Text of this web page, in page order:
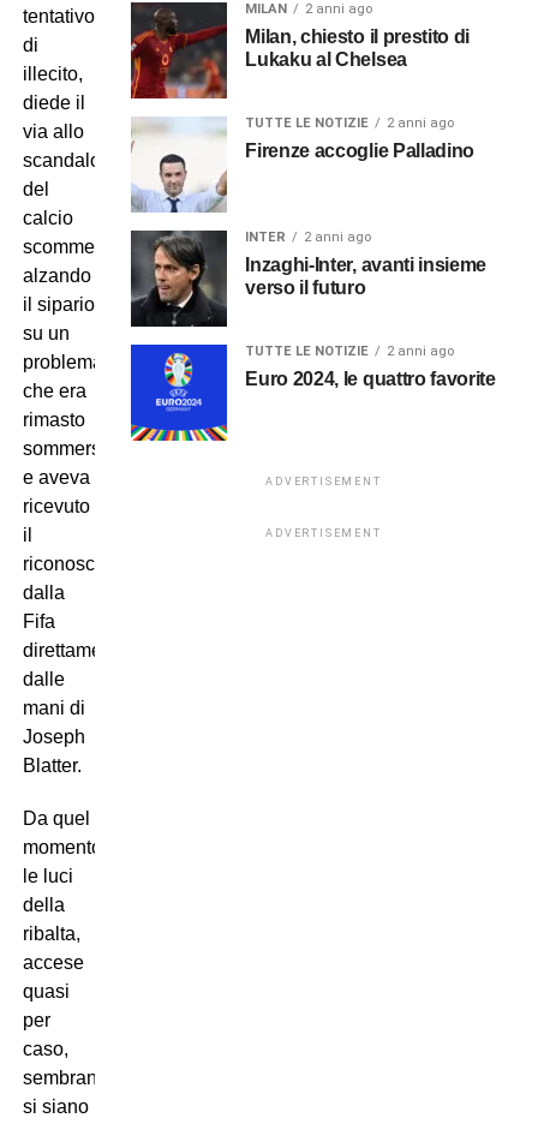
tentativo
di
illecito,
diede il
via allo
scandalo
del
calcio
scommesse
alzando
il sipario
su un
problema
che era
rimasto
sommerso
e aveva
ricevuto
il
riconoscimento
dalla
Fifa
direttamente
dalle
mani di
Joseph
Blatter.
Da quel
momento
le luci
della
ribalta,
accese
quasi
per
caso,
sembrano
si siano
MILAN 2 anni ago
Milan, chiesto il prestito di
Lukaku al Chelsea
TUTTE LE NOTIZIE 2 anni ago
Firenze accoglie Palladino
INTER 2 anni ago
Inzaghi-Inter, avanti insieme
verso il futuro
TUTTE LE NOTIZIE 2 anni ago
Euro 2024, le quattro favorite
ADVERTISEMENT
ADVERTISEMENT